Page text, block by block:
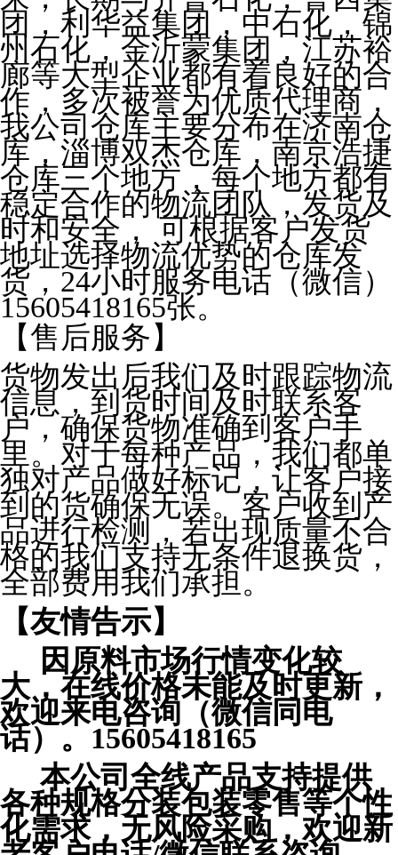
团，利华益集团，中石化，锦
州石化，金沂蒙集团，江苏裕
廊等大型企业都有着良好的合
作，多次被誉为优质代理商，
我公司仓库主要分布在济南仓
库，淄博双杰仓库，南京浩捷
仓库三个地方，每个地方都有
稳定合作的物流团队，发货及
时和安全， 可根据客户发货
地址选择物流优势的仓库发
货，24小时服务电话（微信）
15605418165张。
【售后服务】
货物发出后我们及时跟踪物流
信息，到货时间及时联系客
户，确保货物准确到客户手
里。对于每种产品，我们都单
独对产品做好标记，让客户接
到的货确保无误。客户收到产
品进行检测，若出现质量不合
格的我们支持无条件退换货，
全部费用我们承担。
【友情告示】
因原料市场行情变化较
大，在线价格未能及时更新，
欢迎来电咨询（微信同电
话）。15605418165
本公司全线产品支持提供
各种规格分装包装零售等个性
化需求，无风险采购，欢迎新